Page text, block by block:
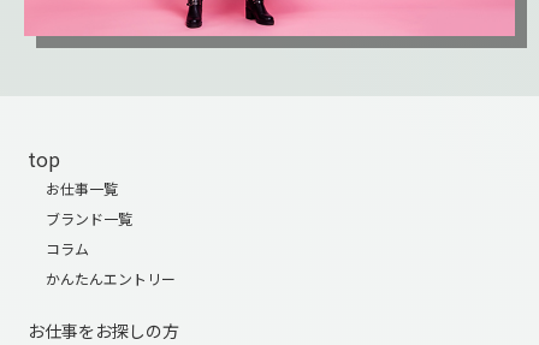
top
お仕事一覧
ブランド一覧
コラム
かんたんエントリー
お仕事をお探しの方